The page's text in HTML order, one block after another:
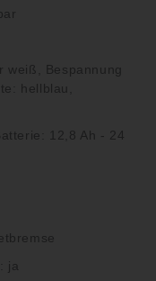
weiß, Bespannung
hellblau,
12,8 Ah - 24
ja